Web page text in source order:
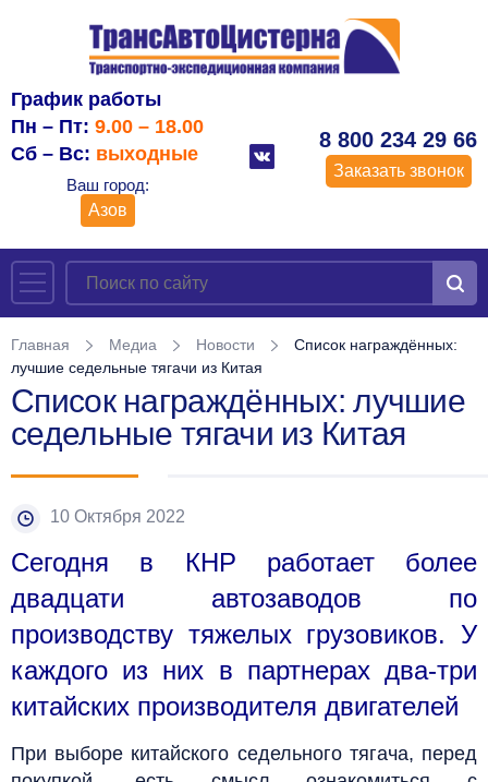
График работы
Пн – Пт: 9.00 – 18.00
Сб – Вс: выходные
Ваш город:
Азов
8 800 234 29 66
Заказать звонок
Главная Медиа Новости
Список награждённых:
лучшие седельные тягачи из Китая
Список награждённых: лучшие
седельные тягачи из Китая
10 Октября 2022
Сегодня в КНР работает более
двадцати автозаводов по
производству тяжелых грузовиков. У
каждого из них в партнерах два-три
китайских производителя двигателей
При выборе китайского седельного тягача, перед